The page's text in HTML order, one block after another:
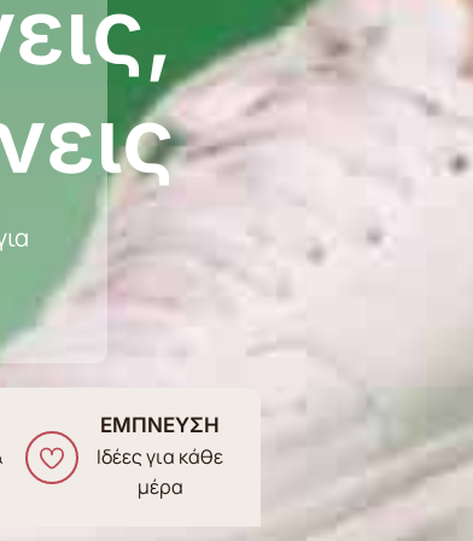
ΕΜΠΝΕΥΣΗ
Ιδέες για κάθε
μέρα